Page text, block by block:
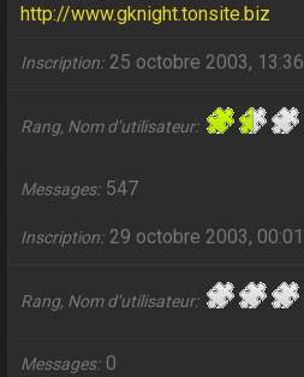
http://www.gknight.tonsite.biz
Inscription 25 octobre 2003, 13:36
Rang, Nom d’utilisateur
Messages 547
Inscription 29 octobre 2003, 00:01
Rang, Nom d’utilisateur
Messages 0